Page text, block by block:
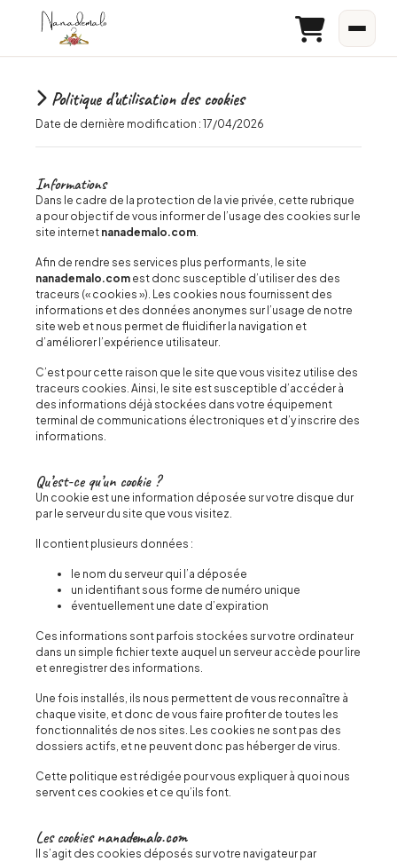
Politique d’utilisation des cookies
Date de dernière modification : 17/04/2026
Informations
Dans le cadre de la protection de la vie privée, cette rubrique
a pour objectif de vous informer de l’usage des cookies sur le
site internet nanademalo.com.
Afin de rendre ses services plus performants, le site
nanademalo.com est donc susceptible d’utiliser des des
traceurs (« cookies »). Les cookies nous fournissent des
informations et des données anonymes sur l’usage de notre
site web et nous permet de fluidifier la navigation et
d’améliorer l’expérience utilisateur.
C’est pour cette raison que le site que vous visitez utilise des
traceurs cookies. Ainsi, le site est susceptible d’accéder à
des informations déjà stockées dans votre équipement
terminal de communications électroniques et d’y inscrire des
informations.
Qu’est-ce qu’un cookie ?
Un cookie est une information déposée sur votre disque dur
par le serveur du site que vous visitez.
Il contient plusieurs données :
le nom du serveur qui l’a déposée
un identifiant sous forme de numéro unique
éventuellement une date d’expiration
Ces informations sont parfois stockées sur votre ordinateur
dans un simple fichier texte auquel un serveur accède pour lire
et enregistrer des informations.
Une fois installés, ils nous permettent de vous reconnaître à
chaque visite, et donc de vous faire profiter de toutes les
fonctionnalités de nos sites. Les cookies ne sont pas des
dossiers actifs, et ne peuvent donc pas héberger de virus.
Cette politique est rédigée pour vous expliquer à quoi nous
servent ces cookies et ce qu’ils font.
Les cookiesnanademalo.com
Il s’agit des cookies déposés sur votre navigateur par